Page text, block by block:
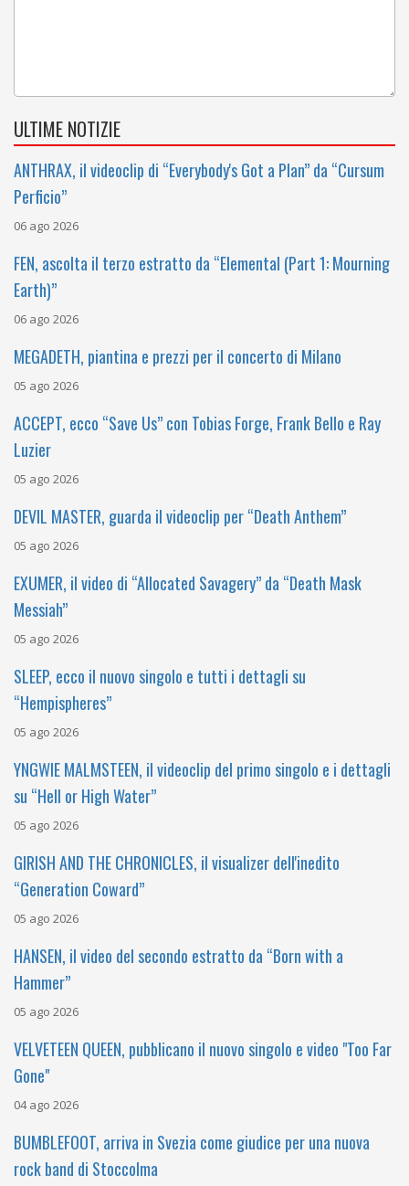
ULTIME NOTIZIE
ANTHRAX, il videoclip di “Everybody's Got a Plan” da “Cursum
Perficio”
06 ago 2026
FEN, ascolta il terzo estratto da “Elemental (Part 1: Mourning
Earth)”
06 ago 2026
MEGADETH, piantina e prezzi per il concerto di Milano
05 ago 2026
ACCEPT, ecco “Save Us” con Tobias Forge, Frank Bello e Ray
Luzier
05 ago 2026
DEVIL MASTER, guarda il videoclip per “Death Anthem”
05 ago 2026
EXUMER, il video di “Allocated Savagery” da “Death Mask
Messiah”
05 ago 2026
SLEEP, ecco il nuovo singolo e tutti i dettagli su
“Hempispheres”
05 ago 2026
YNGWIE MALMSTEEN, il videoclip del primo singolo e i dettagli
su “Hell or High Water”
05 ago 2026
GIRISH AND THE CHRONICLES, il visualizer dell'inedito
“Generation Coward”
05 ago 2026
HANSEN, il video del secondo estratto da “Born with a
Hammer”
05 ago 2026
VELVETEEN QUEEN, pubblicano il nuovo singolo e video "Too Far
Gone"
04 ago 2026
BUMBLEFOOT, arriva in Svezia come giudice per una nuova
rock band di Stoccolma